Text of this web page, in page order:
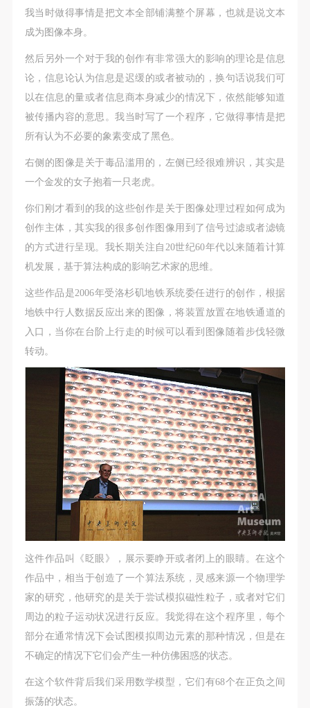
我当时做得事情是把文本全部铺满整个屏幕，也就是说文本
成为图像本身。
然后另外一个对于我的创作有非常强大的影响的理论是信息
论，信息论认为信息是迟缓的或者被动的，换句话说我们可
以在信息的量或者信息商本身减少的情况下，依然能够知道
被传播内容的意思。我当时写了一个程序，它做得事情是把
所有认为不必要的象素变成了黑色。
右侧的图像是关于毒品滥用的，左侧已经很难辨识，其实是
一个金发的女子抱着一只老虎。
你们刚才看到的我的这些创作是关于图像处理过程如何成为
创作主体，其实我的很多创作图像用到了信号过滤或者滤镜
的方式进行呈现。我长期关注自20世纪60年代以来随着计算
机发展，基于算法构成的影响艺术家的思维。
这些作品是2006年受洛杉矶地铁系统委任进行的创作，根据
地铁中行人数据反应出来的图像，将装置放置在地铁通道的
入口，当你在台阶上行走的时候可以看到图像随着步伐轻微
转动。
这件作品叫《眨眼》，展示要睁开或者闭上的眼睛。在这个
作品中，相当于创造了一个算法系统，灵感来源一个物理学
家的研究，他研究的是关于尝试模拟磁性粒子，或者对它们
周边的粒子运动状况进行反应。我觉得在这个程序里，每个
部分在通常情况下会试图模拟周边元素的那种情况，但是在
不确定的情况下它们会产生一种仿佛困惑的状态。
在这个软件背后我们采用数学模型，它们有68个在正负之间
振荡的状态。